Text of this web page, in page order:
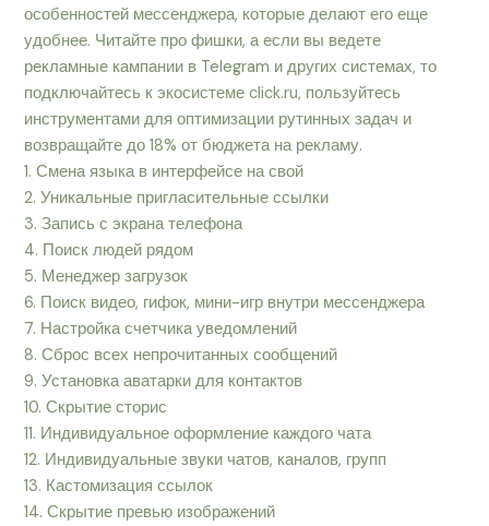
особенностей мессенджера, которые делают его еще
удобнее. Читайте про фишки, а если вы ведете
рекламные кампании в Telegram и других системах, то
подключайтесь к экосистеме click.ru, пользуйтесь
инструментами для оптимизации рутинных задач и
возвращайте до 18% от бюджета на рекламу.
1. Смена языка в интерфейсе на свой
2. Уникальные пригласительные ссылки
3. Запись с экрана телефона
4. Поиск людей рядом
5. Менеджер загрузок
6. Поиск видео, гифок, мини-игр внутри мессенджера
7. Настройка счетчика уведомлений
8. Сброс всех непрочитанных сообщений
9. Установка аватарки для контактов
10. Скрытие сторис
11. Индивидуальное оформление каждого чата
12. Индивидуальные звуки чатов, каналов, групп
13. Кастомизация ссылок
14. Скрытие превью изображений